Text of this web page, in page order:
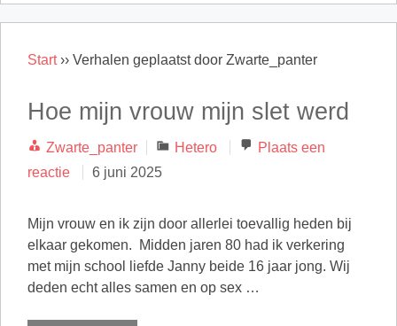
Start›› Verhalen geplaatst door Zwarte_panter
Hoe mijn vrouw mijn slet werd
Zwarte_panter Categorieën
Hetero
Plaats een
reactie
6 juni 2025
Mijn vrouw en ik zijn door allerlei toevallig heden bij
elkaar gekomen. Midden jaren 80 had ik verkering
met mijn school liefde Janny beide 16 jaar jong. Wij
deden echt alles samen en op sex …